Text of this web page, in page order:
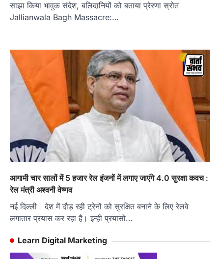
साझा किया भावुक संदेश, बलिदानियों को बताया प्रेरणा स्रोत
Jallianwala Bagh Massacre:…
आगामी चार सालों में 5 हजार रेल इंजनों में लगाए जाएंगे 4.0 सुरक्षा कवच :
रेल मंत्री अश्वनी वेष्णव
नई दिल्‍ली। देश में दौड़ रही ट्रेनों को सुरक्षित बनाने के लिए रेलवे
लगातार प्रयास कर रहा है। इन्ही प्रयासों…
Learn Digital Marketing